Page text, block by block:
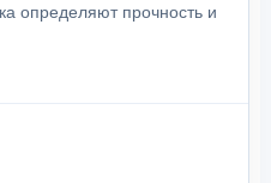
определяют прочность и